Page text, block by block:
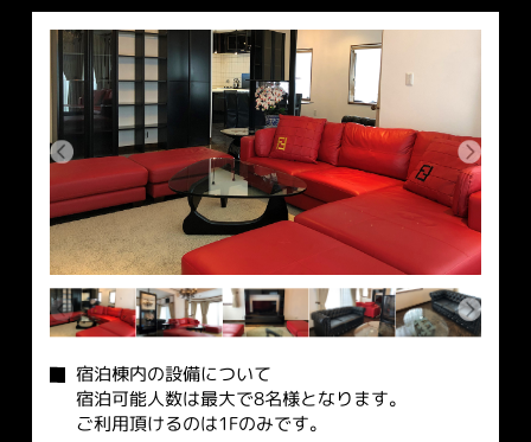
宿泊棟内の設備について
宿泊可能人数は最大で8名様となります。
ご利用頂けるのは1Fのみです。